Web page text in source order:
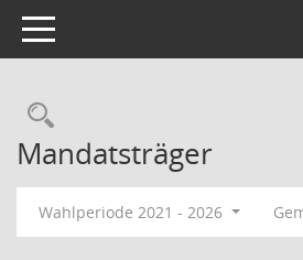
Toggle navigation
Rechercheauswahl
Mandatsträger
Wahlperiode 2021 - 2026